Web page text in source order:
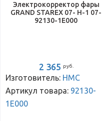
Электрокорректор фары
GRAND STAREX 07- H-1 07-
92130-1E000
2 365 руб.
Изготовитель: HMC
Артикул товара: 92130-
1E000